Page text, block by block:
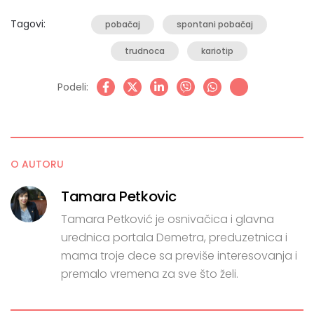
Tagovi: pobačaj spontani pobačaj
trudnoca kariotip
Podeli:
O AUTORU
Tamara Petkovic
Tamara Petković je osnivačica i glavna
urednica portala Demetra, preduzetnica i
mama troje dece sa previše interesovanja i
premalo vremena za sve što želi.